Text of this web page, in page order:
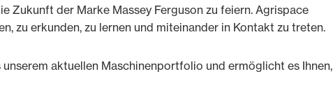
Zukunft der Marke Massey Ferguson zu feiern. Agrispace
zu erkunden, zu lernen und miteinander in Kontakt zu treten.
aktuellen Maschinenportfolio und ermöglicht es Ihnen,